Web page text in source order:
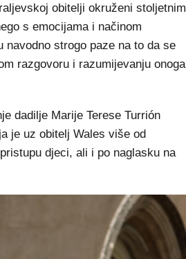
obitelji okruženi stoljetnim
s emocijama i načinom
strogo paze na to da se
razgovoru i razumijevanju onoga
dadilje Marije Terese Turrión
je uz obitelj Wales više od
djeci, ali i po naglasku na